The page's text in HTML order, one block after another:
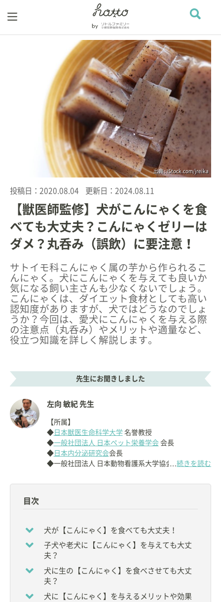
出典 : iStock.com/jreika
投稿日： 2020.08.04 更新日： 2024.08.11
【獣医師監修】犬がこんにゃくを食
べても大丈夫？こんにゃくゼリーは
ダメ？丸呑み（誤飲）に要注意！
サトイモ科こんにゃく属の芋から作られるこ
んにゃく。犬にこんにゃくを与えても良いか
気になる飼い主さんも少なくないでしょう。
こんにゃくは、ダイエット食材としても高い
認知度がありますが、犬ではどうなのでしょ
うか？今回は、愛犬にこんにゃくを与える際
の注意点（丸呑み）やメリットや適量など、
役立つ知識を詳しく解説します。
先生にお聞きしました
左向 敏紀 先生
【所属】
◆日本獣医生命科学大学 名誉教授
◆一般社団法人 日本ペット栄養学会会長
◆日本内分泌研究会会長
◆一般社団法人 日本動物看護系大学協会会長
【資格】
日本獣医畜産大学（現： 日本獣医生命科学大学
業後大学に残り、馬、牛，小動物の消化器・内分
泌・代謝性疾患の研究を行う。
1990年小動物栄養学に関する研修のために
オハイオ州立大学に留学。
2006年より
教育：獣医内科学、獣医内分泌学、動物栄養学、動
…続きを読む
目次
犬が【こんにゃく】を食べても大丈夫！
子犬や老犬に【こんにゃく】を与えても大丈
夫？
犬に生の【こんにゃく】を食べさせても大丈
夫？
犬に【こんにゃく】を与えるメリットや効果